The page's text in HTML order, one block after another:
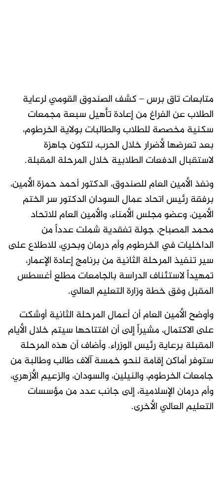
متابعات تاق برس – كشف الصندوق القومي لرعاية
الطلاب عن الفراغ من إعادة تأهيل سبعة مجمعات
سكنية مخصصة للطلاب والطالبات بولاية الخرطوم،
بعد تعرضها لأضرار خلال الحرب، لتكون جاهزة
لاستقبال الدفعات الطلابية خلال المرحلة المقبلة.
ونفذ الأمين العام للصندوق، الدكتور أحمد حمزة الأمين،
برفقة رئيس اتحاد عمال السودان الدكتور سر الختم
الأمين، وعضو مجلس الأمناء، والأمين العام للاتحاد
محمد المصباح، جولة تفقدية شملت عدداً من
الداخليات في الخرطوم وأم درمان وبحري، للاطلاع على
سير تنفيذ المرحلة الثانية من برنامج إعادة الإعمار،
تمهيداً لاستئناف الدراسة بالجامعات مطلع أغسطس
المقبل وفق خطة وزارة التعليم العالي.
وأوضح الأمين العام أن أعمال المرحلة الثانية أوشكت
على الاكتمال، مشيراً إلى أن افتتاحها سيتم خلال الأيام
المقبلة برعاية رئيس الوزراء. وأضاف أن هذه المرحلة
ستوفر أماكن إقامة لنحو خمسة آلاف طالب وطالبة من
جامعات الخرطوم، والنيلين، والسودان، والزعيم الأزهري،
وأم درمان الإسلامية، إلى جانب عدد من مؤسسات
التعليم العالي الأخرى.